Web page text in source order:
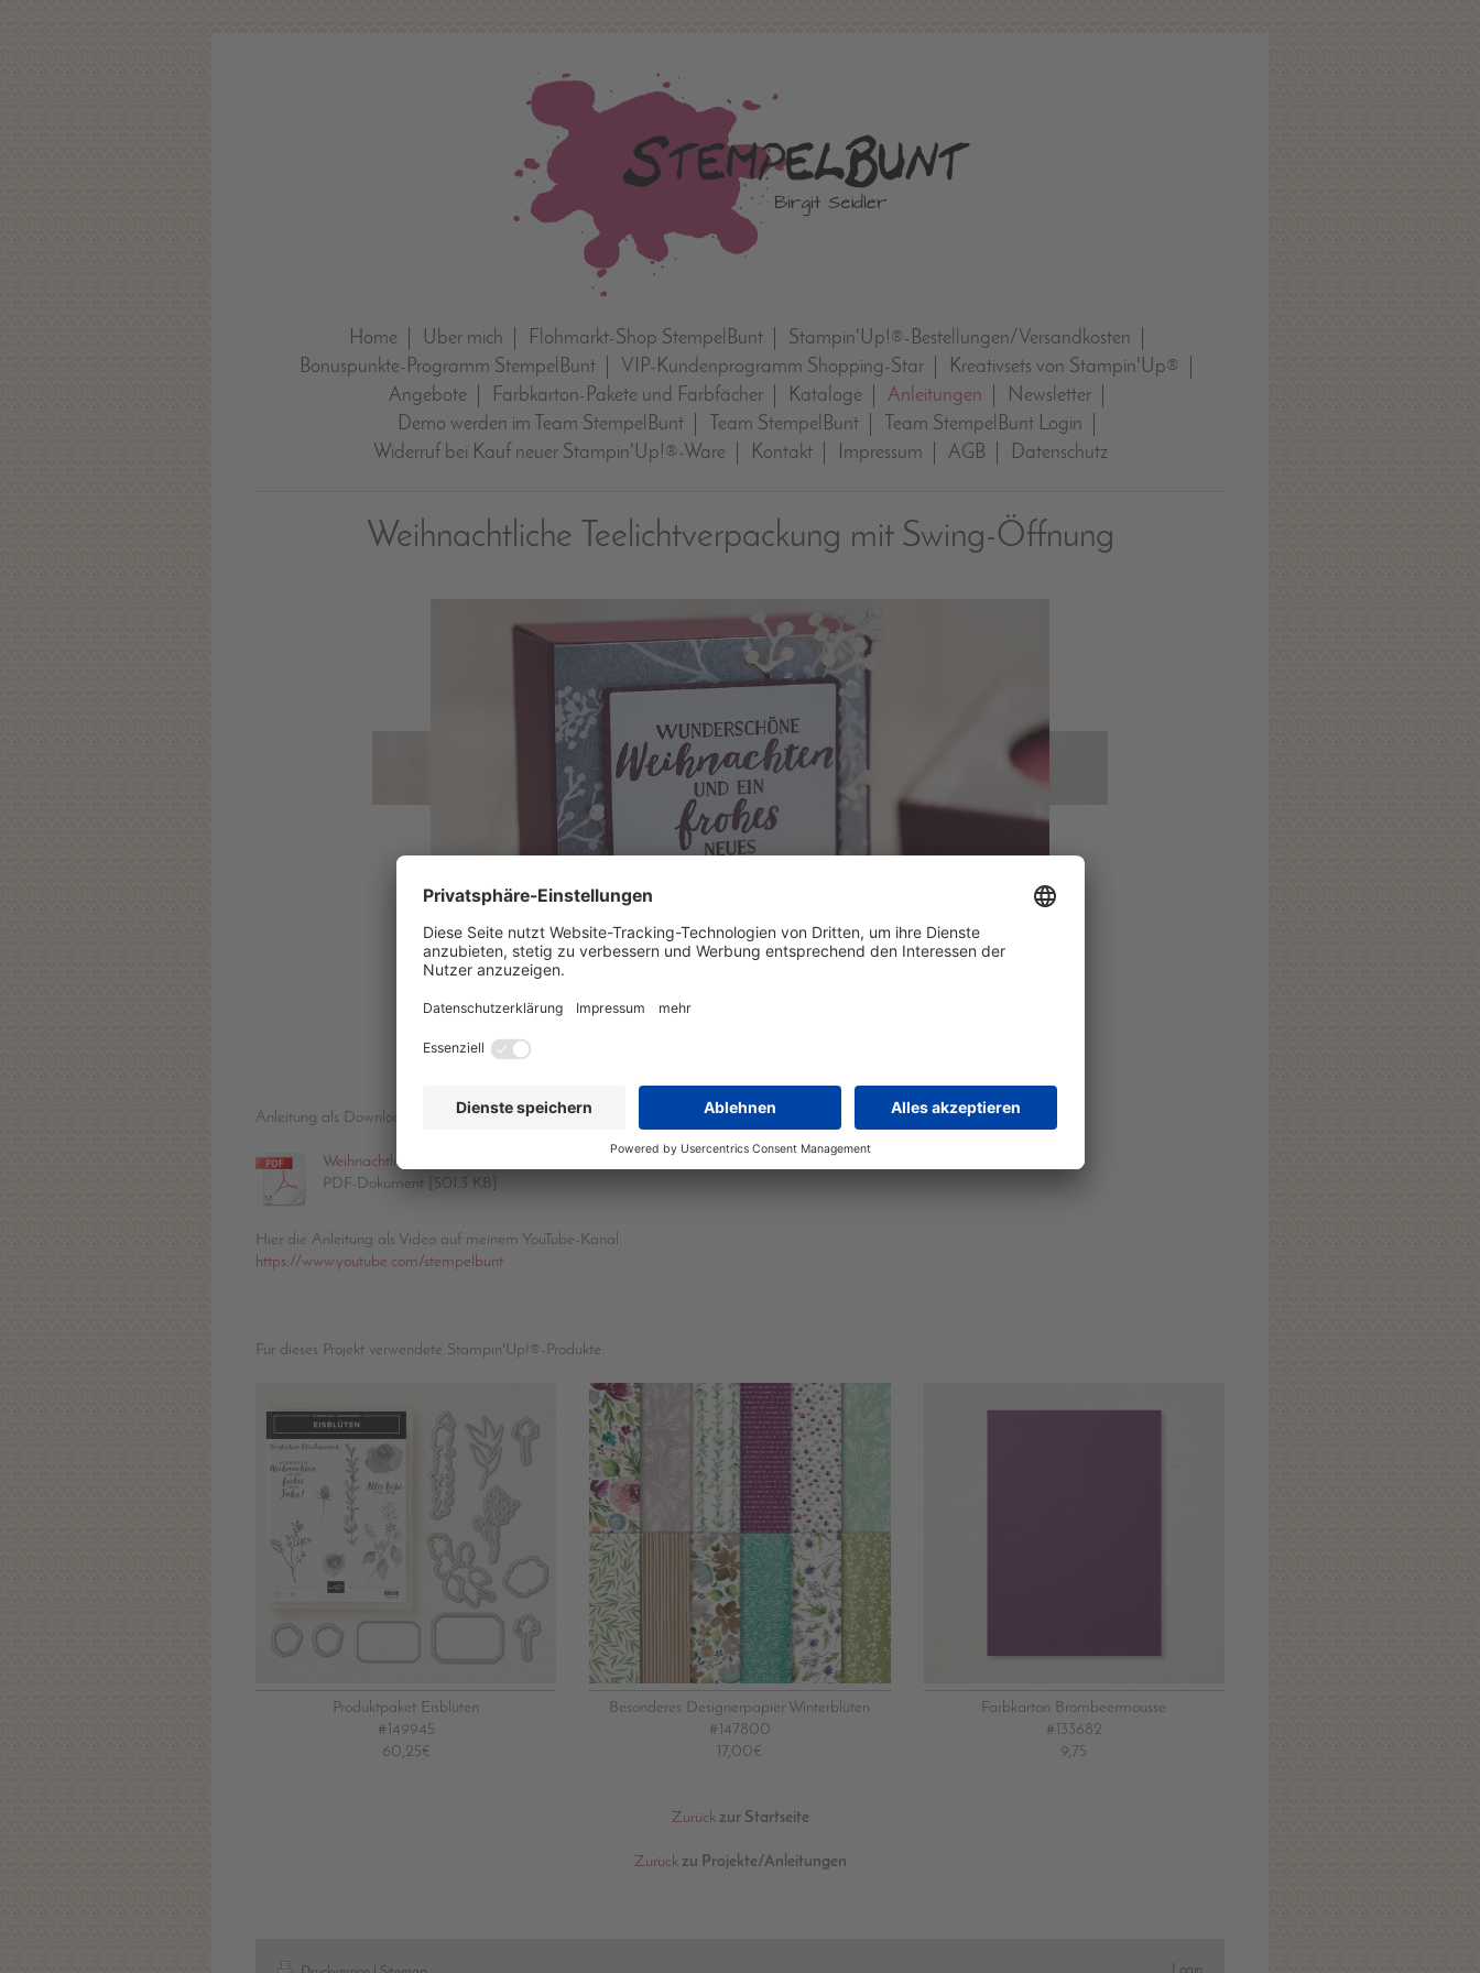
Home Über mich Flohmarkt-Shop StempelBunt
Stampin'Up!®-Bestellungen/Versandkosten
Bonuspunkte-Programm StempelBunt
VIP-Kundenprogramm Shopping-Star
Kreativsets von Stampin'Up®
Angebote
Farbkarton-Pakete und Farbfächer Kataloge Anleitungen
Newsletter
Demo werden im Team StempelBunt
Team StempelBunt
Team StempelBunt Login
Widerruf bei Kauf neuer Stampin'Up!®-Ware
Kontakt Impressum AGB Datenschutz
Weihnachtliche Teelichtverpackung mit Swing-Öffnung
Hübsche Teelicht-Verpackung für die Advents- und Weihnachtszeit
Schön als Geschenk zum Wichteln, zu Nikolaus oder als kleines Dankeschön
Anleitung als Download:
Weihnachtliche Teelichtverpackung.pdf
PDF-Dokument [501.3 KB]
Hier die Anleitung als Video auf meinem YouTube-Kanal:
https://www.youtube.com/stempelbunt
Für dieses Projekt verwendete Stampin'Up!®-Produkte:
Produktpaket Eisblüten
#149945
60,25€
Besonderes Designerpapier Winterblüten
#147800
17,00€
Farbkarton Brombeermousse
#133682
9,75
Zurückzur Startseite
Zurückzu Projekte/Anleitungen